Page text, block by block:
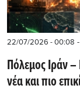
22/07/2026 - 00:08
Πόλεμος Ιράν
νέα και πιο